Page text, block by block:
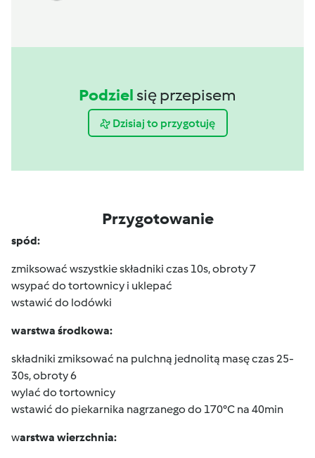
Podziel się przepisem
Dzisiaj to przygotuję
Przygotowanie
spód:
zmiksować wszystkie składniki czas 10s, obroty 7
wsypać do tortownicy i uklepać
wstawić do lodówki
warstwa środkowa:
składniki zmiksować na pulchną jednolitą masę czas 25-
30s, obroty 6
wylać do tortownicy
wstawić do piekarnika nagrzanego do 170°C na 40min
warstwa wierzchnia: